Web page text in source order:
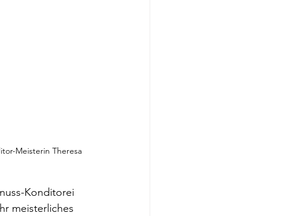
Meisterin Theresa
Konditorei
meisterliches